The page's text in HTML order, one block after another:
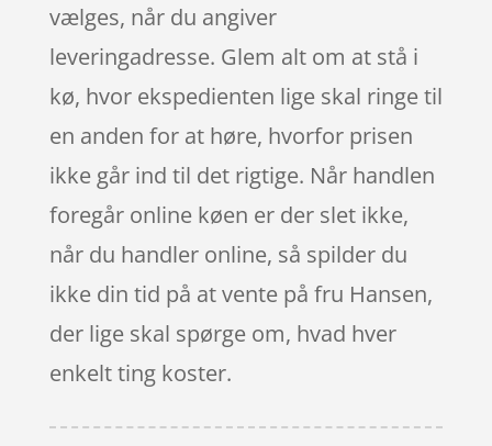
vælges, når du angiver
leveringadresse. Glem alt om at stå i
kø, hvor ekspedienten lige skal ringe til
en anden for at høre, hvorfor prisen
ikke går ind til det rigtige. Når handlen
foregår online køen er der slet ikke,
når du handler online, så spilder du
ikke din tid på at vente på fru Hansen,
der lige skal spørge om, hvad hver
enkelt ting koster.